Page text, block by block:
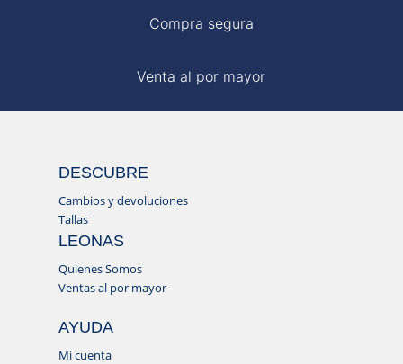
Compra segura
Venta al por mayor
DESCUBRE
Cambios y devoluciones
Tallas
LEONAS
Quienes Somos
Ventas al por mayor
AYUDA
Mi cuenta